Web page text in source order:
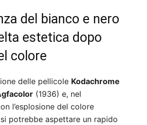
del bianco e nero
estetica dopo
colore
delle pellicole Kodachrome
(1936) e, nel
l’esplosione del colore
potrebbe aspettare un rapido